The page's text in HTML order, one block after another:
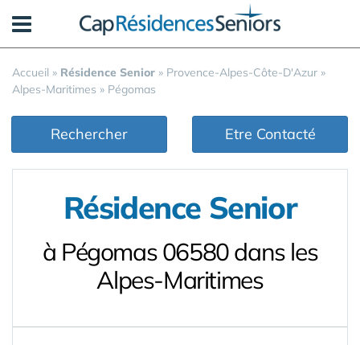
Accueil » Résidence Senior » Provence-Alpes-Côte-D'Azur »
Alpes-Maritimes » Pégomas
Rechercher Etre Contacté
Résidence Senior
à Pégomas 06580 dans les
Alpes-Maritimes